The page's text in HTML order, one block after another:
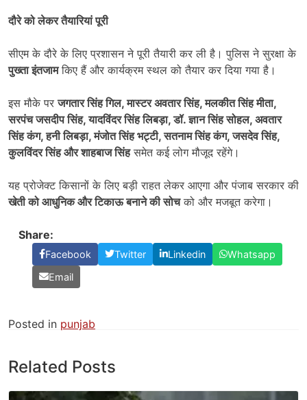
दौरे को लेकर तैयारियां पूरी
सीएम के दौरे के लिए प्रशासन ने पूरी तैयारी कर ली है। पुलिस ने सुरक्षा के
पुख्ता इंतजामकिए हैं और कार्यक्रम स्थल को तैयार कर दिया गया है।
इस मौके परजगतार सिंह गिल,मास्टर अवतार सिंह,मलकीत सिंह मीता,
सरपंच जसदीप सिंह,यादविंदर सिंह लिबड़ा,डॉ. ज्ञान सिंह सोहल, अवतार
सिंह कंग,हनी लिबड़ा,मंजोत सिंह भट्टी,सतनाम सिंह कंग,जसदेव सिंह,
कुलविंदर सिंह और शाहबाज सिंहसमेत कई लोग मौजूद रहेंगे।
यह प्रोजेक्ट किसानों के लिए बड़ी राहत लेकर आएगा और पंजाब सरकार की
खेती को आधुनिक और टिकाऊ बनाने की सोचको और मजबूत करेगा।
Share:
Facebook Twitter Linkedin
Whatsapp
Email
Posted in punjab
Related Posts